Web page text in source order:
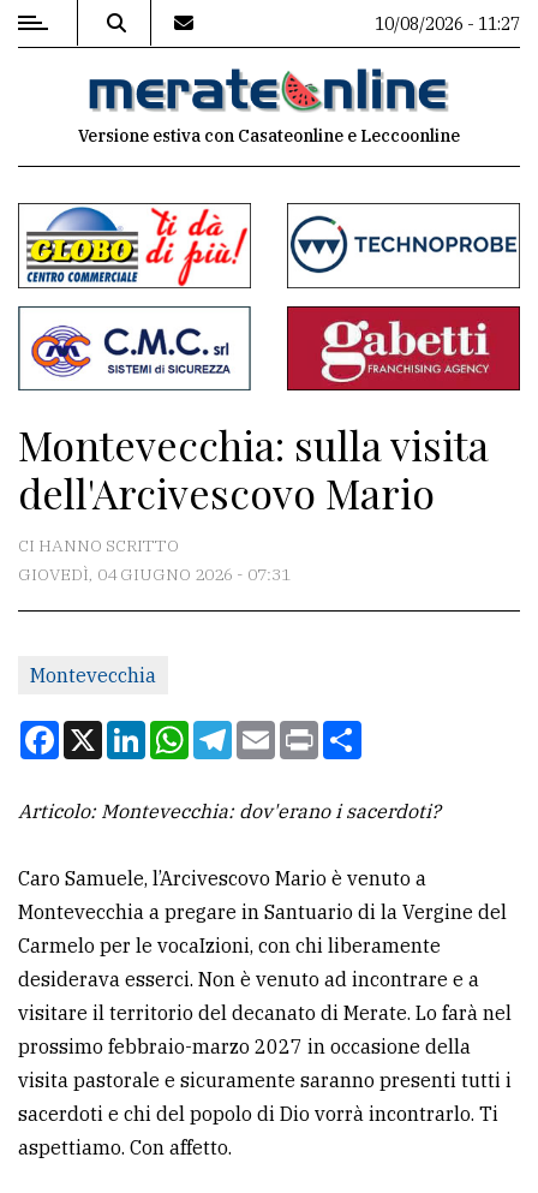
MENU
commenti
Contenuti
del
sito
Associazioni
Meteo
redazione
Scrivici
la
pubblicità
CERCA
Cerca
per
comune
Ricerca
avanzata
10/08/2026 - 11:27
Versione estiva con Casateonline e Leccoonline
Montevecchia: sulla visita
dell'Arcivescovo Mario
CI HANNO SCRITTO
GIOVEDÌ, 04 GIUGNO 2026 - 07:31
Montevecchia
Facebook
X LinkedInWhatsApp
Telegram
EmailPrint
Articolo: Montevecchia: dov'erano i sacerdoti?
Caro Samuele, l’Arcivescovo Mario è venuto a
Montevecchia a pregare in Santuario di la Vergine del
Carmelo per le vocaIzioni, con chi liberamente
desiderava esserci. Non è venuto ad incontrare e a
visitare il territorio del decanato di Merate. Lo farà nel
prossimo febbraio-marzo 2027 in occasione della
visita pastorale e sicuramente saranno presenti tutti i
sacerdoti e chi del popolo di Dio vorrà incontrarlo. Ti
aspettiamo. Con affetto.